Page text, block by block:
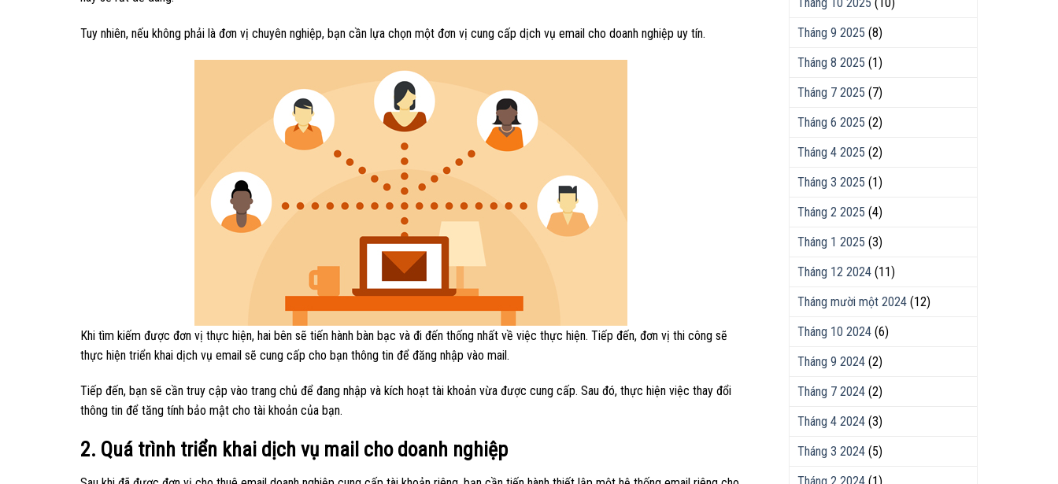
Tuy nhiên, nếu không phải là đơn vị chuyên nghiệp, bạn cần lựa chọn một đơn vị cung cấp dịch vụ email cho doanh nghiệp uy tín.
Khi tìm kiếm được đơn vị thực hiện, hai bên sẽ tiến hành bàn bạc và đi đến thống nhất về việc thực hiện. Tiếp đến, đơn vị thi công sẽ
thực hiện triển khai dịch vụ email sẽ cung cấp cho bạn thông tin để đăng nhập vào mail.
Tiếp đến, bạn sẽ cần truy cập vào trang chủ để đang nhập và kích hoạt tài khoản vừa được cung cấp. Sau đó, thực hiện việc thay đổi
thông tin để tăng tính bảo mật cho tài khoản của bạn.
2. Quá trình triển khai dịch vụ mail cho doanh nghiệp
Tháng 9 2025 (8)
Tháng 8 2025 (1)
Tháng 7 2025 (7)
Tháng 6 2025 (2)
Tháng 4 2025 (2)
Tháng 3 2025 (1)
Tháng 2 2025 (4)
Tháng 1 2025 (3)
Tháng 12 2024 (11)
Tháng mười một 2024 (12)
Tháng 10 2024 (6)
Tháng 9 2024 (2)
Tháng 7 2024 (2)
Tháng 4 2024 (3)
Tháng 3 2024 (5)